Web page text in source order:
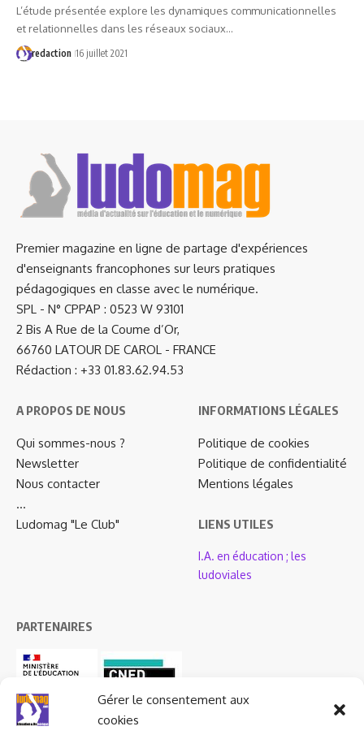
Gérer le consentement aux
cookies
L’étude présentée explore les dynamiques communicationnelles
et relationnelles dans les réseaux sociaux…
redaction 16 juillet 2021
Premier magazine en ligne de partage d'expériences
d'enseignants francophones sur leurs pratiques
pédagogiques en classe avec le numérique.
SPL - N° CPPAP : 0523 W 93101
2 Bis A Rue de la Coume d’Or,
66760 LATOUR DE CAROL - FRANCE
Rédaction : +33 01.83.62.94.53
A PROPOS DE NOUS
Qui sommes-nous ?
Newsletter
Nous contacter
…
Ludomag "Le Club"
INFORMATIONS LÉGALES
Politique de cookies
Politique de confidentialité
Mentions légales
LIENS UTILES
I.A. en éducation ; les
ludoviales
PARTENAIRES